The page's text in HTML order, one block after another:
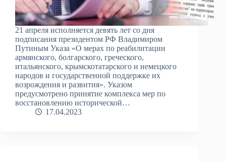
21 апреля исполняется девять лет со дня
подписания президентом РФ Владимиром
Путиным Указа «О мерах по реабилитации
армянского, болгарского, греческого,
итальянского, крымскотатарского и немецкого
народов и государственной поддержке их
возрождения и развития». Указом
предусмотрено принятие комплекса мер по
восстановлению исторической…
17.04.2023